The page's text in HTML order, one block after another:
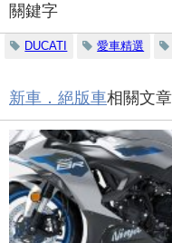
關鍵字
DUCATI 愛車精選
新車．絕版車相關文章